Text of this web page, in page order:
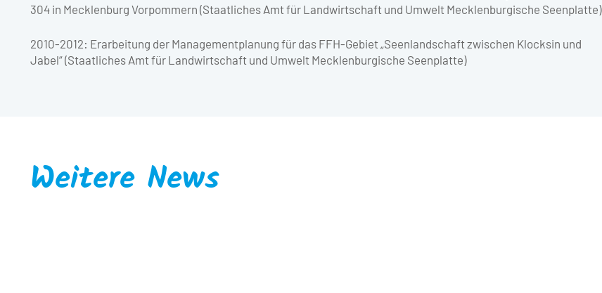
304 in Mecklenburg Vorpommern (Staatliches Amt für Landwirtschaft und Umwelt Mecklenburgische Seenplatte)
2010-2012: Erarbeitung der Managementplanung für das FFH-Gebiet „Seenlandschaft zwischen Klocksin und
Jabel“ (Staatliches Amt für Landwirtschaft und Umwelt Mecklenburgische Seenplatte)
Weitere News